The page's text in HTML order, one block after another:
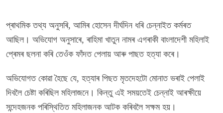
প্ৰাথমিক তথ্য অনুসৰি, আমিৰ হোসেন দীৰ্ঘদিন ধৰি চেন্নাইত কৰ্মৰত
আছিল। অভিযোগ অনুসাৰে, ৰাহিমা খাতুন নামৰ এগৰাকী বাংলাদেশী মহিলাই
প্ৰেমৰ ছলনা কৰি তেওঁক ফাঁদত পেলায় আৰু পাছত হত্যা কৰে।
অভিযোগত কোৱা হৈছে যে, হত্যাৰ পিছত মৃতদেহটো মোনাত ভৰাই পেলাই
দিবলৈ চেষ্টা কৰিছিল মহিলাজনে। কিন্তু এই সময়তেই চেন্নাই আৰক্ষীয়ে
সন্দেহজনক পৰিস্থিতিত মহিলাজনক আটক কৰিবলৈ সক্ষম হয়।